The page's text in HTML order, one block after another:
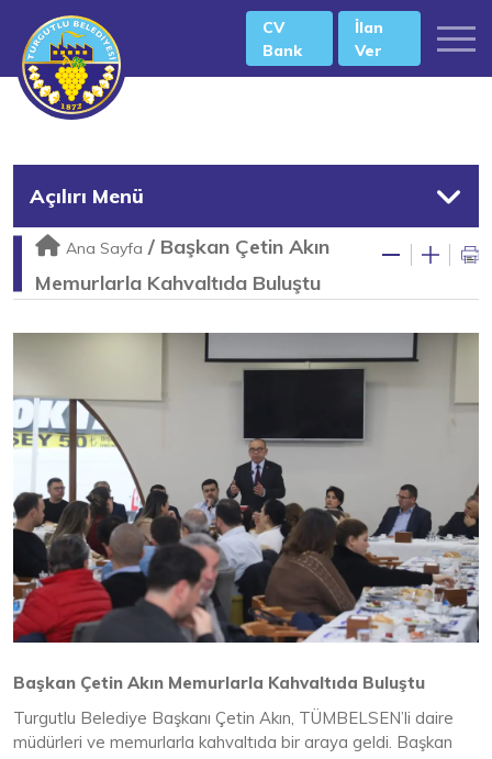
CV
Bank
İlan
Ver
Açılırı Menü
Ana Sayfa / Başkan Çetin Akın
Memurlarla Kahvaltıda Buluştu
Başkan Çetin Akın Memurlarla Kahvaltıda Buluştu
Turgutlu Belediye Başkanı Çetin Akın, TÜMBELSEN’li daire
müdürleri ve memurlarla kahvaltıda bir araya geldi. Başkan